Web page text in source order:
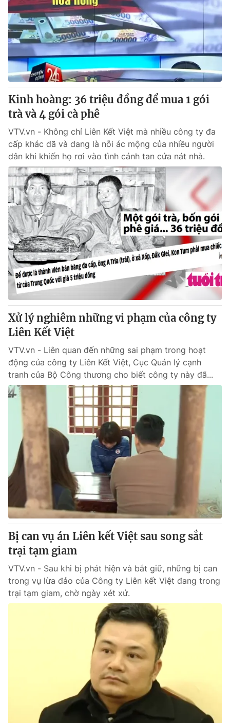
Kinh hoàng: 36 triệu đồng để mua 1 gói
trà và 4 gói cà phê
VTV.vn - Không chỉ Liên Kết Việt mà nhiều công ty đa
cấp khác đã và đang là nỗi ác mộng của nhiều người
dân khi khiến họ rơi vào tình cảnh tan cửa nát nhà.
Xử lý nghiêm những vi phạm của công ty
Liên Kết Việt
VTV.vn - Liên quan đến những sai phạm trong hoạt
động của công ty Liên Kết Việt, Cục Quản lý cạnh
tranh của Bộ Công thương cho biết công ty này đã...
Bị can vụ án Liên kết Việt sau song sắt
trại tạm giam
VTV.vn - Sau khi bị phát hiện và bắt giữ, những bị can
trong vụ lừa đảo của Công ty Liên kết Việt đang trong
trại tạm giam, chờ ngày xét xử.